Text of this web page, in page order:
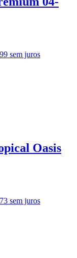
sem juros
Oasis
sem juros